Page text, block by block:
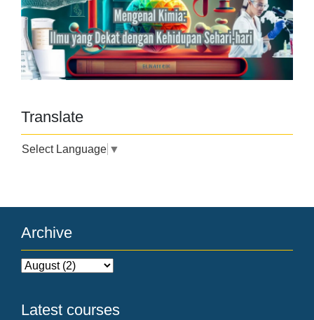
Translate
Select Language ▼
Archive
Latest courses